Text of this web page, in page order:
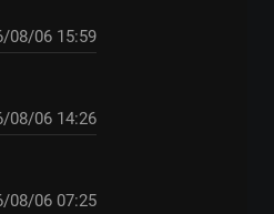
08/06 15:59
08/06 14:26
08/06 07:25